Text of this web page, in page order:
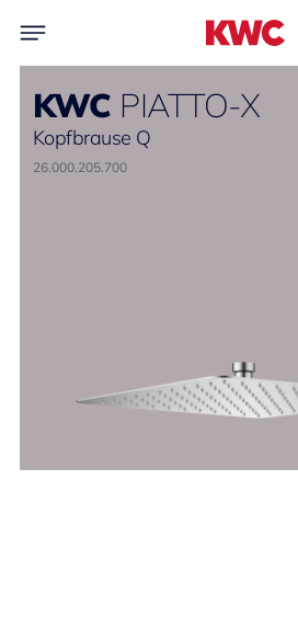
KWC PIATTO-X
Kopfbrause Q
26.000.205.700